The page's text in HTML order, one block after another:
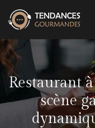
Restaurant
scène